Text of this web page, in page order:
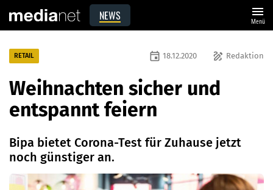
NEWS menu
Menü
RETAIL draw Redaktion
event 18.12.2020
Weihnachten sicher und
entspannt feiern
Bipa bietet Corona-Test für Zuhause jetzt
noch günstiger an.